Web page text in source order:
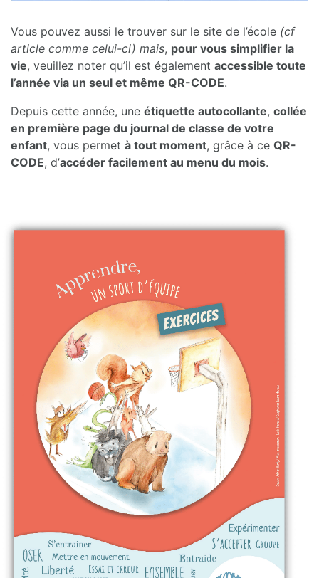
Vous pouvez aussi le trouver sur le site de l’école (cf
article comme celui-ci) mais, pour vous simplifier la
vie, veuillez noter qu’il est également accessible toute
l’année via un seul et même QR-CODE.
Depuis cette année, une étiquette autocollante, collée
en première page du journal de classe de votre
enfant, vous permet à tout moment, grâce à ce QR-
CODE, d’accéder facilement au menu du mois.